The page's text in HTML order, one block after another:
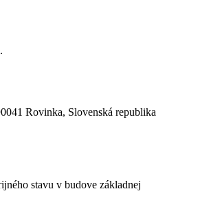
Rovinka, Slovenská republika
stavu v budove základnej